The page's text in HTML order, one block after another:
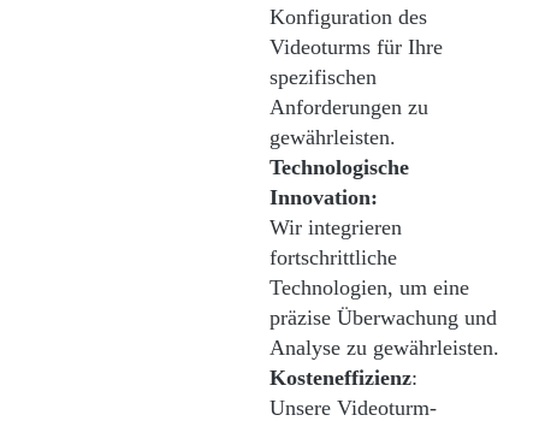
Konfiguration des
Videoturms für Ihre
spezifischen
Anforderungen zu
gewährleisten.
Technologische
Innovation:
Wir integrieren
fortschrittliche
Technologien, um eine
präzise Überwachung und
Analyse zu gewährleisten.
Kosteneffizienz:
Unsere Videoturm-